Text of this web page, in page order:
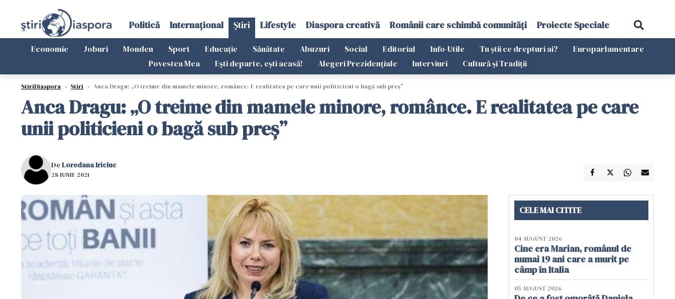
Politică Internațional Știri Lifestyle Diaspora creativă Românii care schimbă comunități Proiecte Speciale
Economie Joburi Monden Sport Educație Sănătate Abuzuri Social Editorial Info-Utile Tu știi ce drepturi ai?
Europarlamentare
Povestea Mea
Ești departe, ești acasă! Alegeri Prezidențiale Interviuri Cultură și Tradiții
StiriDiaspora › Știri › Anca Dragu: „O treime din mamele minore, românce. E realitatea pe care unii politicieni o bagă sub preş”
Anca Dragu: „O treime din mamele minore, românce. E realitatea pe care
unii politicieni o bagă sub preş”
DeLoredana Iriciuc
28 IUNIE 2021
CELE MAI CITITE
04 AUGUST 2026
Cine era Marian, românul de
numai 19 ani care a murit pe
câmp în Italia
05 AUGUST 2026